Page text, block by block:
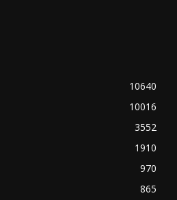
10640
10016
3552
1910
970
865